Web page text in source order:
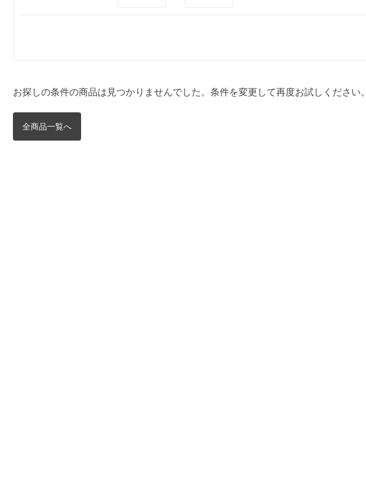
お探しの条件の商品は見つかりませんでした。条件を変更して再度お試しください。
全商品一覧へ